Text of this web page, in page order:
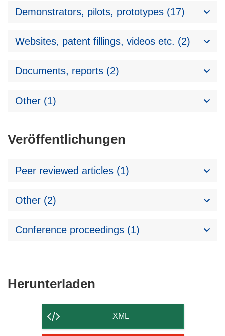
Demonstrators, pilots, prototypes (17)
Websites, patent fillings, videos etc. (2)
Documents, reports (2)
Other (1)
Veröffentlichungen
Peer reviewed articles (1)
Other (2)
Conference proceedings (1)
Herunterladen
der
Seite
XML